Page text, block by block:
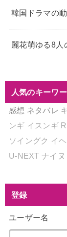
韓国ドラマの
麗花萌ゆる8人
人気のキーワ
感想 ネタバレ
ンギ イスンギ
ソイングク イヘ
U-NEXT ナイヌ
登録
ユーザー名